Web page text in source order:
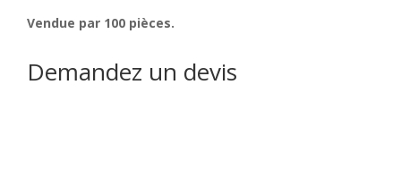
Vendue par 100 pièces.
Demandez un devis